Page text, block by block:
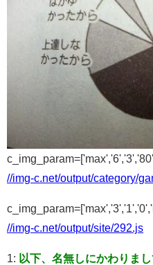
//img-c.net/output/category/
//img-c.net/output/site/292.js
1: 以下、名無しにかわりま